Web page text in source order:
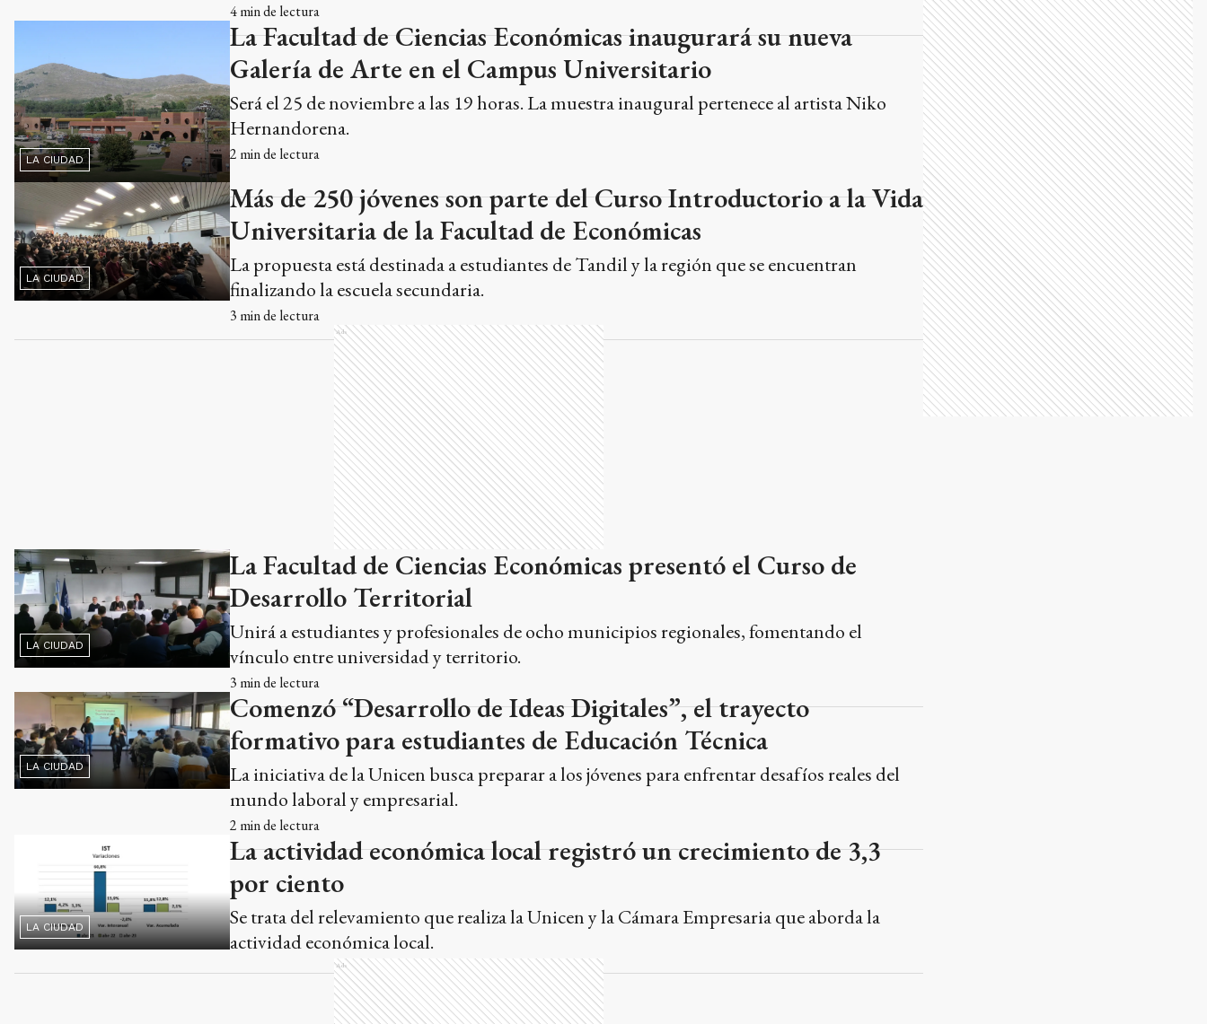
4min de lectura
LA CIUDAD
La Facultad de Ciencias Económicas inaugurará su nueva
Galería de Arte en el Campus Universitario
Será el 25 de noviembre a las 19 horas. La muestra inaugural pertenece al artista Niko
Hernandorena.
2 min de lectura
LA CIUDAD
Más de 250 jóvenes son parte del Curso Introductorio a la Vida
Universitaria de la Facultad de Económicas
La propuesta está destinada a estudiantes de Tandil y la región que se encuentran
finalizando la escuela secundaria.
3 min de lectura
Ads
LA CIUDAD
La Facultad de Ciencias Económicas presentó el Curso de
Desarrollo Territorial
Unirá a estudiantes y profesionales de ocho municipios regionales, fomentando el
vínculo entre universidad y territorio.
3 min de lectura
LA CIUDAD
Comenzó “Desarrollo de Ideas Digitales”, el trayecto
formativo para estudiantes de Educación Técnica
La iniciativa de la Unicen busca preparar a los jóvenes para enfrentar desafíos reales del
mundo laboral y empresarial.
2 min de lectura
LA CIUDAD
La actividad económica local registró un crecimiento de 3,3
por ciento
Se trata del relevamiento que realiza la Unicen y la Cámara Empresaria que aborda la
actividad económica local.
Ads